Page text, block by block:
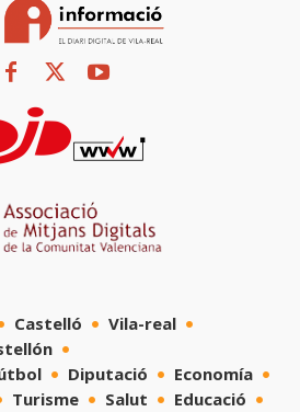
Castelló
Vila-real
Diputació
Economía
Turisme Salut
Educació